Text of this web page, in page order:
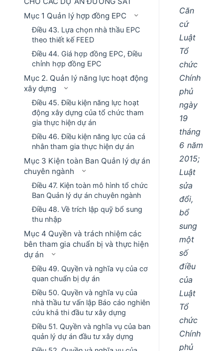
Mục 1 Quản lý hợp đồng EPC
Điều 43. Lựa chọn nhà thầu EPC
theo thiết kế FEED
Điều 44. Giá hợp đồng EPC, Điều
chỉnh hợp đồng EPC
Mục 2. Quản lý năng lực hoạt động
xây dựng
Điều 45. Điều kiện năng lực hoạt
động xây dựng của tổ chức tham
gia thực hiện dự án
Điều 46. Điều kiện năng lực của cá
nhân tham gia thực hiện dự án
Mục 3 Kiện toàn Ban Quản lý dự án
chuyên ngành
Điều 47. Kiện toàn mô hình tổ chức
Ban Quản lý dự án chuyên ngành
Điều 48. Về trích lập quỹ bổ sung
thu nhập
Mục 4 Quyền và trách nhiệm các
bên tham gia chuẩn bị và thực hiện
dự án
Điều 49. Quyền và nghĩa vụ của cơ
quan chuẩn bị dự án
Điều 50. Quyền và nghĩa vụ của
nhà thầu tư vấn lập Báo cáo nghiên
cứu khả thi đầu tư xây dựng
Điều 51. Quyền và nghĩa vụ của ban
quản lý dự án đầu tư xây dựng
Căn
cứ
Luật
Tổ
chức
Chính
phủ
ngày
19
tháng
6 năm
2015;
Luật
sửa
đổi,
bổ
sung
một
số
điều
của
Luật
Tổ
chức
Chính
phủ